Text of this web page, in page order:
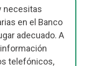
necesitas
en el Banco
adecuado. A
telefónicos,